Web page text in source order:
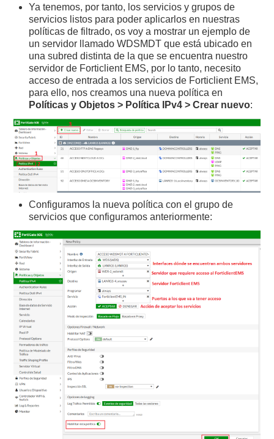
Ya tenemos, por tanto, los servicios y grupos de
servicios listos para poder aplicarlos en nuestras
políticas de filtrado, os voy a mostrar un ejemplo de
un servidor llamado WDSMDT que está ubicado en
una subred distinta de la que se encuentra nuestro
servidor de Forticlient EMS, por lo tanto, necesito
acceso de entrada a los servicios de Forticlient EMS,
para ello, nos creamos una nueva política en
Políticas y Objetos > Política IPv4 > Crear nuevo:
Configuramos la nueva política con el grupo de
servicios que configuramos anteriormente: